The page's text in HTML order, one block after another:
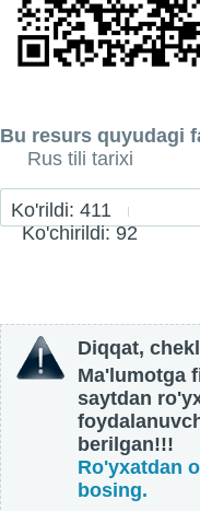
Bu resurs quyudagi
Rus tili tarixi
Ko'rildi: 411
Ko'chirildi: 92
Diqqat,
Ma'lumotga
saytdan
berilgan!!!
Ro'yxatdan
bosing.